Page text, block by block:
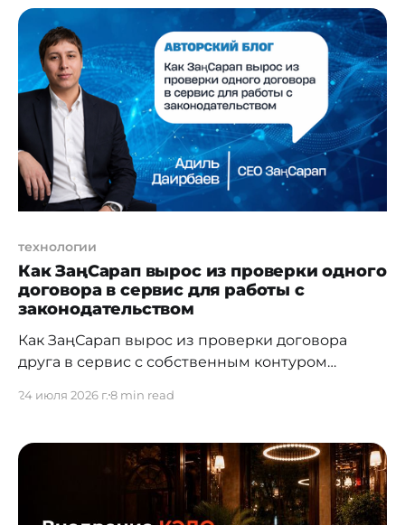
вложение в экономику. Решение Тимура
Турлова войти в Научный совет международной
консалтинговой компании AWE Consulting
стало продолжением проектов, которые он уже
реализует в этой сфере. AWE Consulting
сотрудничает с
технологии
Как ЗаңСарап вырос из проверки одного
договора в сервис для работы с
законодательством
Как ЗаңСарап вырос из проверки договора
друга в сервис с собственным контуром
начинался как небольшой сервис первичной
Казахстана. Я думал, что основная работа будет
вокруг модели: промпты, качество ответов,
скорость. На практике всё быстро упёрлось в
более приземлённые вещи: персональные
24 июля 2026 г.8 min read